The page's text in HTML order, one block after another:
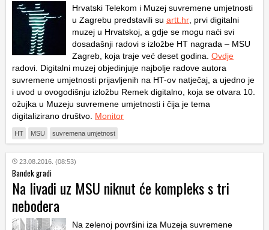
Hrvatski Telekom i Muzej suvremene umjetnosti
u Zagrebu predstavili su artt.hr , prvi digitalni
muzej u Hrvatskoj, a gdje se mogu naći svi
dosadašnji radovi s izložbe HT nagrada – MSU
Zagreb, koja traje već deset godina. Ovdje
radovi. Digitalni muzej objedinjuje najbolje radove autora
suvremene umjetnosti prijavljenih na HT-ov natječaj, a ujedno je
i uvod u ovogodišnju izložbu Remek digitalno, koja se otvara 10.
ožujka u Muzeju suvremene umjetnosti i čija je tema
digitalizirano društvo. Monitor
HT MSU suvremena umjetnost
23.08.2016. (08:53)
Bandek gradi
Na livadi uz MSU niknut će kompleks s tri
nebodera
Na zelenoj površini iza Muzeja suvremene